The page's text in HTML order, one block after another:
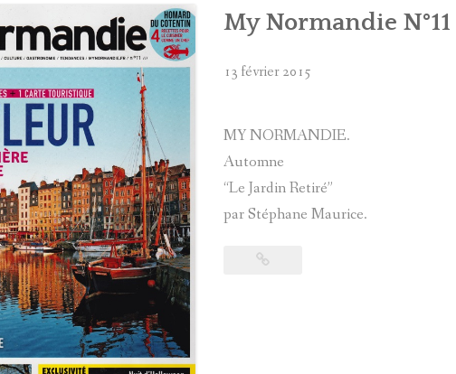
My Normandie N°11
13 février 2015
MY NORMANDIE.
Automne
“Le Jardin Retiré”
par Stéphane Maurice.